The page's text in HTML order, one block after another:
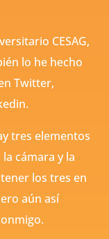
CESAG,
lo he hecho
Twitter,
tres elementos
cámara y la
los tres en
aún así